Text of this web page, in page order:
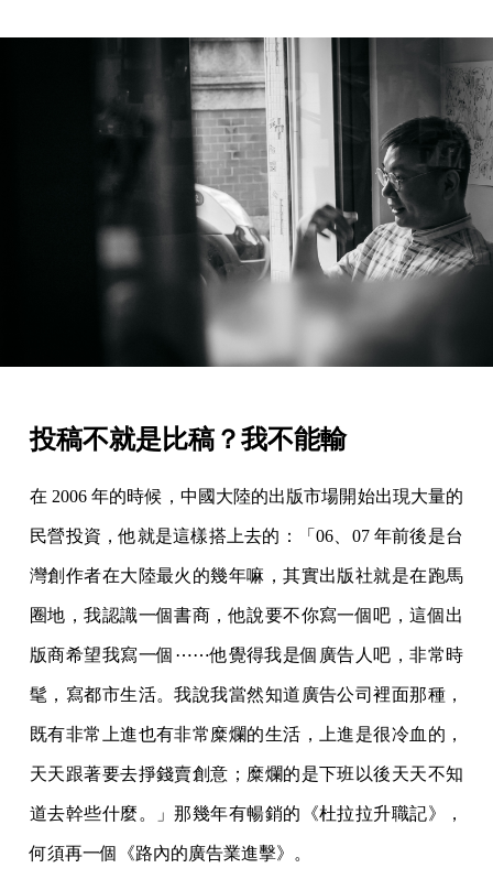
投稿不就是比稿？我不能輸
在 2006 年的時候，中國大陸的出版市場開始出現大量的
民營投資，他就是這樣搭上去的：「06、07 年前後是台
灣創作者在大陸最火的幾年嘛，其實出版社就是在跑馬
圈地，我認識一個書商，他說要不你寫一個吧，這個出
版商希望我寫一個⋯⋯他覺得我是個廣告人吧，非常時
髦，寫都市生活。我說我當然知道廣告公司裡面那種，
既有非常上進也有非常糜爛的生活，上進是很冷血的，
天天跟著要去掙錢賣創意；糜爛的是下班以後天天不知
道去幹些什麼。」那幾年有暢銷的《杜拉拉升職記》，
何須再一個《路內的廣告業進擊》。